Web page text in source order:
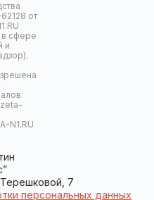
от
сфере
и
N1.RU
7
персональных данных